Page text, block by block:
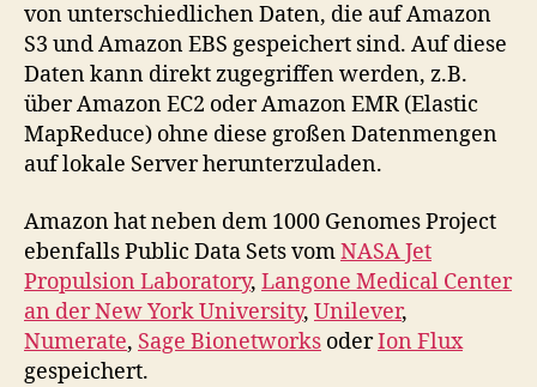
von unterschiedlichen Daten, die auf Amazon
S3 und Amazon EBS gespeichert sind. Auf diese
Daten kann direkt zugegriffen werden, z.B.
über Amazon EC2 oder Amazon EMR (Elastic
MapReduce) ohne diese großen Datenmengen
auf lokale Server herunterzuladen.
Amazon hat neben dem 1000 Genomes Project
ebenfalls Public Data Sets vomNASA Jet
Propulsion Laboratory, Langone Medical Center
an der New York University, Unilever,
Numerate, Sage Bionetworks oderIon Flux
gespeichert.